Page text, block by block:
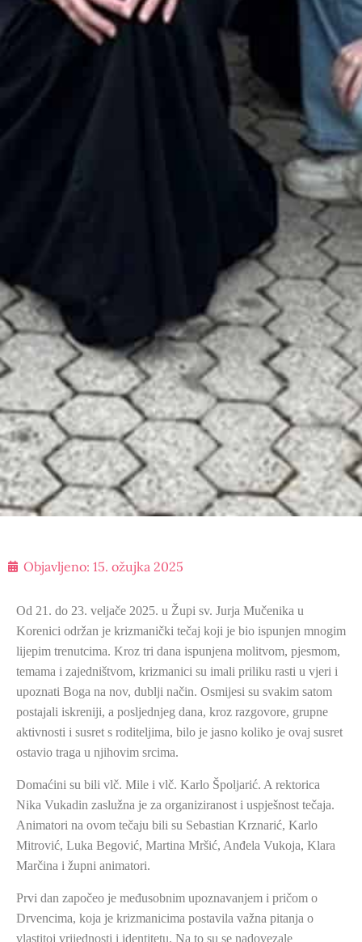
Objavljeno: 15. ožujka 2025
Od 21. do 23. veljače 2025. u Župi sv. Jurja Mučenika u
Korenici održan je krizmanički tečaj koji je bio ispunjen mnogim
lijepim trenutcima. Kroz tri dana ispunjena molitvom, pjesmom,
temama i zajedništvom, krizmanici su imali priliku rasti u vjeri i
upoznati Boga na nov, dublji način. Osmijesi su svakim satom
postajali iskreniji, a posljednjeg dana, kroz razgovore, grupne
aktivnosti i susret s roditeljima, bilo je jasno koliko je ovaj susret
ostavio traga u njihovim srcima.
Domaćini su bili vlč. Mile i vlč. Karlo Špoljarić. A rektorica
Nika Vukadin zaslužna je za organiziranost i uspješnost tečaja.
Animatori na ovom tečaju bili su Sebastian Krznarić, Karlo
Mitrović, Luka Begović, Martina Mršić, Anđela Vukoja, Klara
Marčina i župni animatori.
Prvi dan započeo je međusobnim upoznavanjem i pričom o
Drvencima, koja je krizmanicima postavila važna pitanja o
vlastitoj vrijednosti i identitetu. Na to su se nadovezale